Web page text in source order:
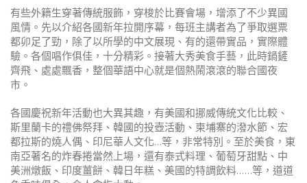
有些外籍生穿著傳統服飾，穿梭於比賽會場，增添了不少異國
風情。先以介紹各國新年拉開序幕，每班主講者為了爭取選票
都卯足了勁，除了以所學的中文展現、有的還帶實品，實際體
驗。各個唱作俱佳，十分精彩。接著大秀美食手藝，此時鍋鏟
齊飛、處處飄香，整個華語中心就是個熱鬧滾滾的聯合國夜
市。
各國慶祝新年活動也大異其趣，有美國和挪威傳統文化比較、
斯里蘭卡的禮佛祭拜、韓國的投壺活動、柬埔寨的潑水節、宏
都拉斯的燒人偶、印尼華人文化…等，非常特別。至於美食，東
南亞著名的炸春捲當然上場，還有泰式料理、葡萄牙甜點、中
美洲燉飯、印度薑餅、韓日年糕、美國的特調飲料……等，道道